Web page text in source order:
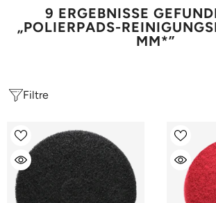
9 ERGEBNISSE
„POLIERPADS-
MM*”
Filtre